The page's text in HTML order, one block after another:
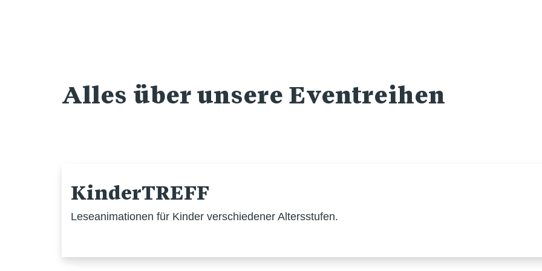
Alles über unsere Eventreihen
KinderTREFF
Leseanimationen für Kinder verschiedener Altersstufen.